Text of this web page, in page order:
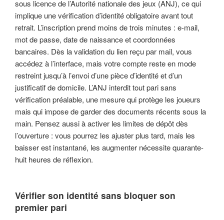
sous licence de l’Autorité nationale des jeux (ANJ), ce qui
implique une vérification d’identité obligatoire avant tout
retrait. L’inscription prend moins de trois minutes : e-mail,
mot de passe, date de naissance et coordonnées
bancaires. Dès la validation du lien reçu par mail, vous
accédez à l’interface, mais votre compte reste en mode
restreint jusqu’à l’envoi d’une pièce d’identité et d’un
justificatif de domicile. L’ANJ interdit tout pari sans
vérification préalable, une mesure qui protège les joueurs
mais qui impose de garder des documents récents sous la
main. Pensez aussi à activer les limites de dépôt dès
l’ouverture : vous pourrez les ajuster plus tard, mais les
baisser est instantané, les augmenter nécessite quarante-
huit heures de réflexion.
Vérifier son identité sans bloquer son
premier pari